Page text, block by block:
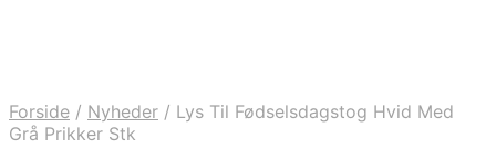
Forside / Nyheder / Lys Til Fødselsdagstog Hvid Med
Grå Prikker Stk